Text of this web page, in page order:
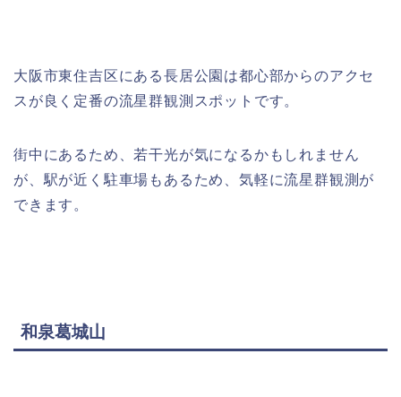
大阪市東住吉区にある長居公園は都心部からのアクセ
スが良く定番の流星群観測スポットです。
街中にあるため、若干光が気になるかもしれません
が、駅が近く駐車場もあるため、気軽に流星群観測が
できます。
和泉葛城山